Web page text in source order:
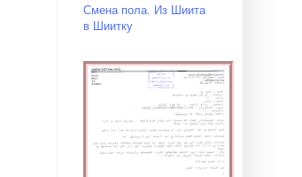
Смена пола. Из Шиита
в Шиитку